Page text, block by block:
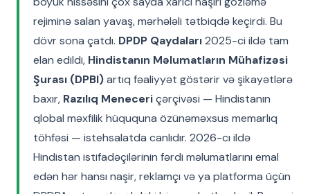
rejiminə salan yavaş, mərhələli tətbiqdə keçirdi. Bu
dövr sona çatdı. DPDP Qaydaları2025-ci ildə tam
elan edildi, Hindistanın Məlumatların Mühafizəsi
Şurası (DPBI)artıq fəaliyyət göstərir və şikayətlərə
baxır, Razılıq Meneceriçərçivəsi — Hindistanın
qlobal məxfilik hüququna özünəməxsus memarlıq
töhfəsi — istehsalatda canlıdır. 2026-cı ildə
Hindistan istifadəçilərinin fərdi məlumatlarını emal
edən hər hansı naşir, reklamçı və ya platforma üçün